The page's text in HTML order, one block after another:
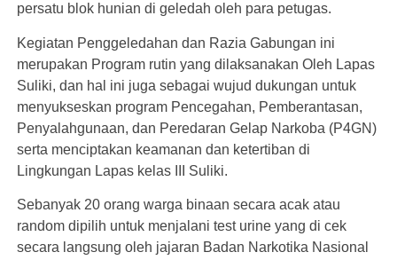
persatu blok hunian di geledah oleh para petugas.
Kegiatan Penggeledahan dan Razia Gabungan ini
merupakan Program rutin yang dilaksanakan Oleh Lapas
Suliki, dan hal ini juga sebagai wujud dukungan untuk
menyukseskan program Pencegahan, Pemberantasan,
Penyalahgunaan, dan Peredaran Gelap Narkoba (P4GN)
serta menciptakan keamanan dan ketertiban di
Lingkungan Lapas kelas III Suliki.
Sebanyak 20 orang warga binaan secara acak atau
random dipilih untuk menjalani test urine yang di cek
secara langsung oleh jajaran Badan Narkotika Nasional